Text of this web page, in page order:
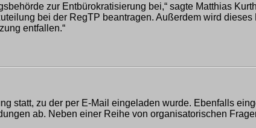
zur Entbürokratisierung bei,“ sagte Matthias
bei der RegTP beantragen. Außerdem wird
entfallen.“
statt, zu der per E-Mail eingeladen wurde. Ebenfalls
ab. Neben einer Reihe von organisatorischen